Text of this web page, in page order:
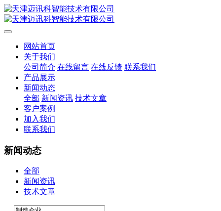
网站首页
关于我们
公司简介 在线留言 在线反馈 联系我们
产品展示
新闻动态
全部 新闻资讯 技术文章
客户案例
加入我们
联系我们
新闻动态
全部
新闻资讯
技术文章